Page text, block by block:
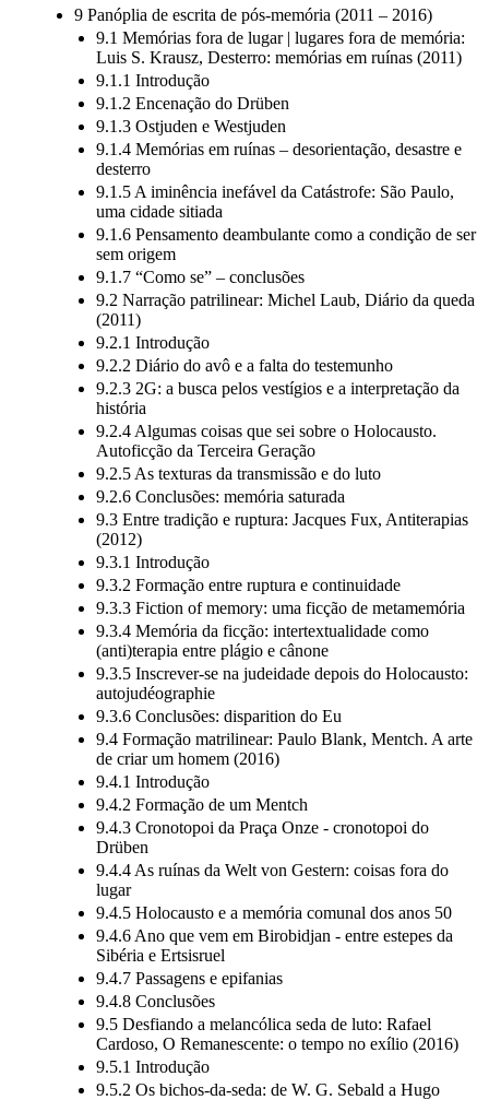
8.3.7 Conclusões
9 Panóplia de escrita de pós-memória (2011 – 2016)
9.1 Memórias fora de lugar | lugares fora de memória:
Luis S. Krausz, Desterro: memórias em ruínas (2011)
9.1.1 Introdução
9.1.2 Encenação do Drüben
9.1.3 Ostjuden e Westjuden
9.1.4 Memórias em ruínas – desorientação, desastre e
desterro
9.1.5 A iminência inefável da Catástrofe: São Paulo,
uma cidade sitiada
9.1.6 Pensamento deambulante como a condição de ser
sem origem
9.1.7 “Como se” – conclusões
9.2 Narração patrilinear: Michel Laub, Diário da queda
(2011)
9.2.1 Introdução
9.2.2 Diário do avô e a falta do testemunho
9.2.3 2G: a busca pelos vestígios e a interpretação da
história
9.2.4 Algumas coisas que sei sobre o Holocausto.
Autoficção da Terceira Geração
9.2.5 As texturas da transmissão e do luto
9.2.6 Conclusões: memória saturada
9.3 Entre tradição e ruptura: Jacques Fux, Antiterapias
(2012)
9.3.1 Introdução
9.3.2 Formação entre ruptura e continuidade
9.3.3 Fiction of memory: uma ficção de metamemória
9.3.4 Memória da ficção: intertextualidade como
(anti)terapia entre plágio e cânone
9.3.5 Inscrever-se na judeidade depois do Holocausto:
autojudéographie
9.3.6 Conclusões: disparition do Eu
9.4 Formação matrilinear: Paulo Blank, Mentch. A arte
de criar um homem (2016)
9.4.1 Introdução
9.4.2 Formação de um Mentch
9.4.3 Cronotopoi da Praça Onze - cronotopoi do
Drüben
9.4.4 As ruínas da Welt von Gestern: coisas fora do
lugar
9.4.5 Holocausto e a memória comunal dos anos 50
9.4.6 Ano que vem em Birobidjan - entre estepes da
Sibéria e Ertsisruel
9.4.7 Passagens e epifanias
9.4.8 Conclusões
9.5 Desfiando a melancólica seda de luto: Rafael
Cardoso, O Remanescente: o tempo no exílio (2016)
9.5.1 Introdução